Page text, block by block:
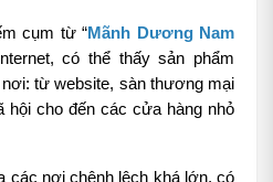
cụm từ “Mãnh Dương Nam
có thể thấy sản phẩm
từ website, sàn thương mại
hội cho đến các cửa hàng nhỏ
các nơi chênh lệch khá lớn, có